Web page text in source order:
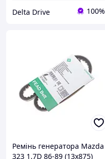
Delta Drive 100%
Ремінь генератора Mazda
323 1.7D 86-89 (13x875)